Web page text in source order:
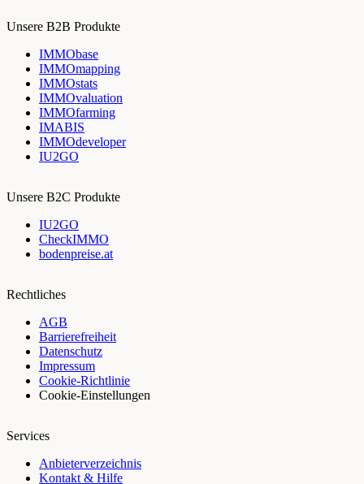
Unsere B2B Produkte
IMMObase
IMMOmapping
IMMOstats
IMMOvaluation
IMMOfarming
IMABIS
IMMOdeveloper
IU2GO
Unsere B2C Produkte
IU2GO
CheckIMMO
bodenpreise.at
Rechtliches
AGB
Barrierefreiheit
Datenschutz
Impressum
Cookie-Richtlinie
Cookie-Einstellungen
Services
Anbieterverzeichnis
Kontakt & Hilfe